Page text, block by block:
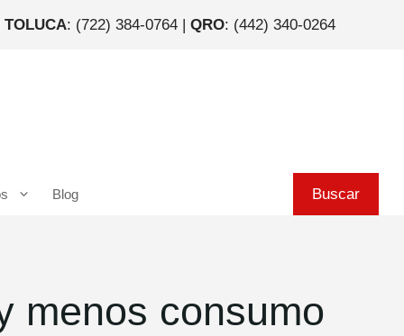
TOLUCA: (722) 384-0764 | QRO: (442) 340-0264
Blog Buscar
menos consumo